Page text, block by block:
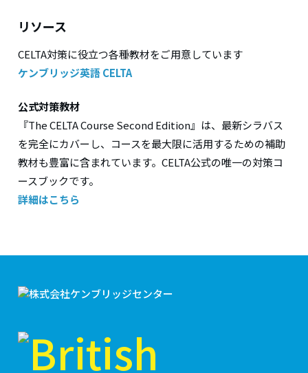
リソース
CELTA対策に役立つ各種教材をご用意しています
ケンブリッジ英語 CELTA
公式対策教材
『The CELTA Course Second Edition』は、最新シラバス
を完全にカバーし、コースを最大限に活用するための補助
教材も豊富に含まれています。CELTA公式の唯一の対策コ
ースブックです。
詳細はこちら